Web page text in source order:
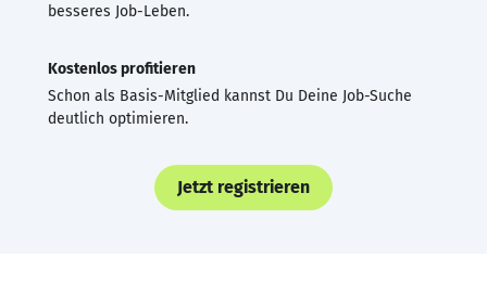
besseres Job-Leben.
Kostenlos profitieren
Schon als Basis-Mitglied kannst Du Deine Job-Suche
deutlich optimieren.
Jetzt registrieren